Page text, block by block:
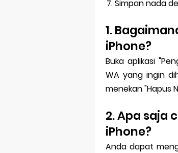
Simpan nada
1.
iPhone?
Buka aplikasi
WA yang ingin
menekan "Hapus
2. Apa saja
iPhone?
Anda dapat